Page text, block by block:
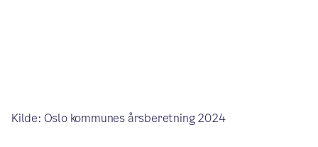
Kilde: Oslo kommunes årsberetning 2024